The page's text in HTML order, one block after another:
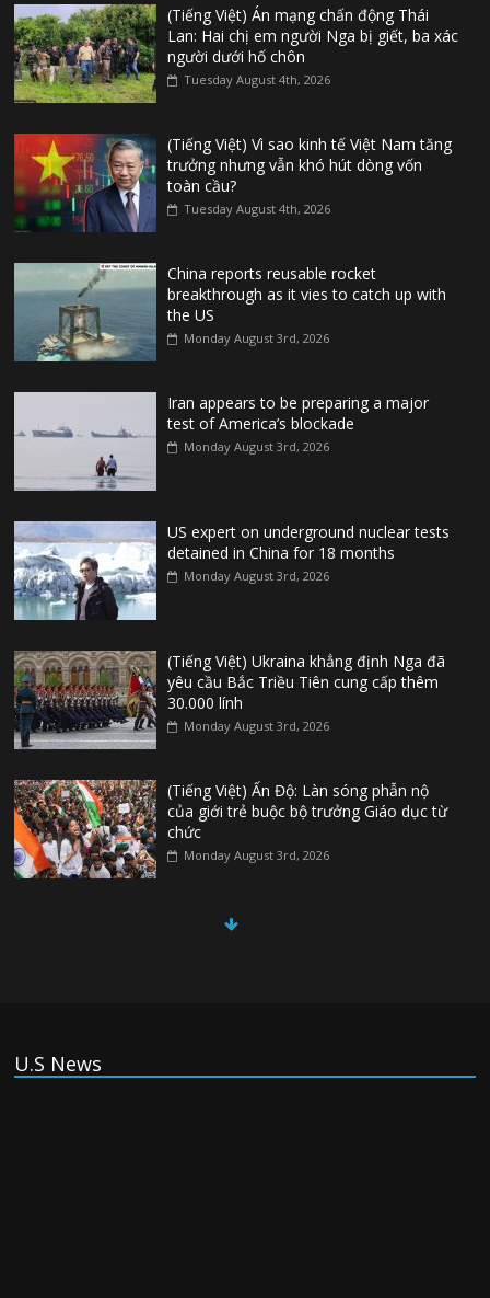
(Tiếng Việt) Án mạng chấn động Thái
Lan: Hai chị em người Nga bị giết, ba xác
người dưới hố chôn
Tuesday August 4th, 2026
(Tiếng Việt) Vì sao kinh tế Việt Nam tăng
trưởng nhưng vẫn khó hút dòng vốn
toàn cầu?
Tuesday August 4th, 2026
China reports reusable rocket
breakthrough as it vies to catch up with
the US
Monday August 3rd, 2026
Iran appears to be preparing a major
test of America’s blockade
Monday August 3rd, 2026
US expert on underground nuclear tests
detained in China for 18 months
Monday August 3rd, 2026
(Tiếng Việt) Ukraina khẳng định Nga đã
yêu cầu Bắc Triều Tiên cung cấp thêm
30.000 lính
Monday August 3rd, 2026
(Tiếng Việt) Ấn Độ: Làn sóng phẫn nộ
của giới trẻ buộc bộ trưởng Giáo dục từ
chức
Monday August 3rd, 2026
(Tiếng Việt) Đức: Thủ phạm vụ khủng bố
U.S News